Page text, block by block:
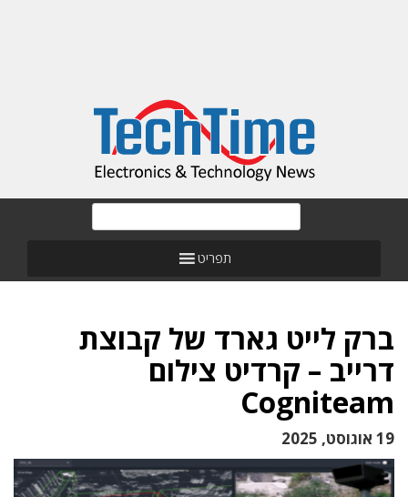
תפריט
ברק לייט גארד של קבוצת
דרייב – קרדיט צילום
Cogniteam
19 אוגוסט, 2025